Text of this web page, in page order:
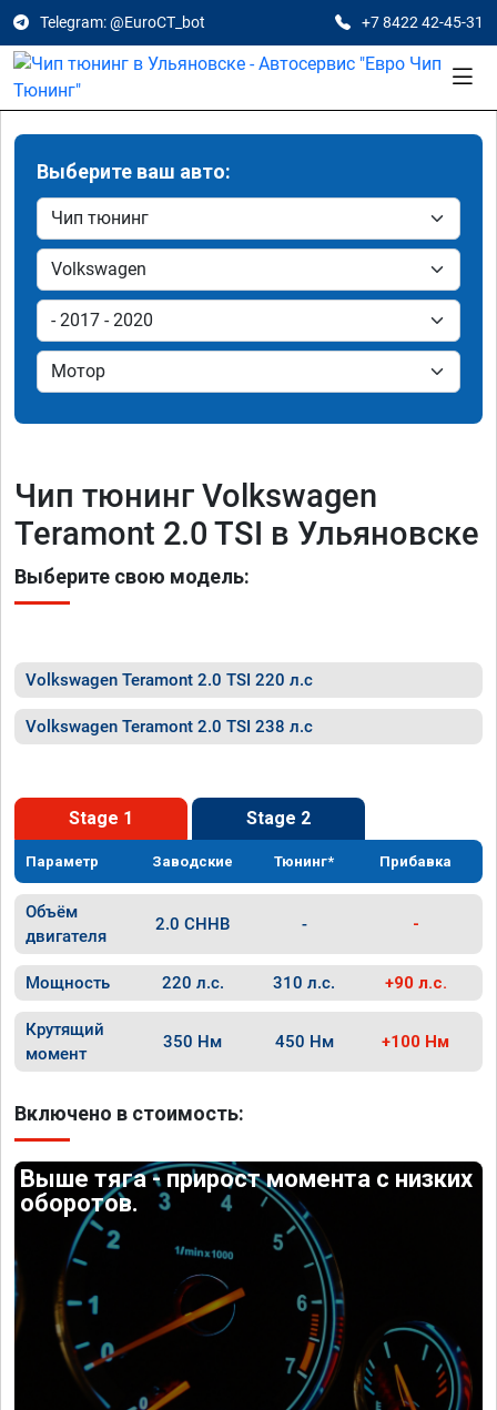
Telegram: @EuroCT_bot +7 8422 42-45-31
Выберите ваш авто:
Чип тюнинг Volkswagen
Teramont 2.0 TSI в Ульяновске
Выберите свою модель:
Volkswagen Teramont 2.0 TSI 220 л.с
Volkswagen Teramont 2.0 TSI 238 л.с
Stage 1 Stage 2
Параметр Заводские Тюнинг* Прибавка
Объём
двигателя
2.0 CHHB - -
Мощность 220 л.с. 310 л.с. +90 л.с.
Крутящий
момент
350 Нм 450 Нм +100 Нм
Включено в стоимость:
Выше тяга - прирост момента с низких
оборотов.